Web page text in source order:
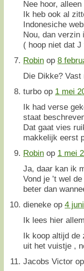
Nee hoor,
Ik heb ook al
Indonesiche
Nou, dan verzin
( hoop niet dat
Robin op 8
Die Dikke? Vast
turbo op 1 mei
Ik had verse
staat
Dat gaat vies
makkelijk eerst
Robin op 1 mei
Ja, daar kan ik
Vond je ’t wel
beter dan
dieneke op 4
Ik lees hier
Ik koop altijd de
uit het vuistje ,
Jacobs Victor op